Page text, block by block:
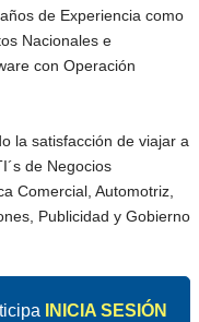
de Experiencia como
Nacionales e
con Operación
la satisfacción de viajar a
de Negocios
Comercial, Automotriz,
Publicidad y Gobierno
INICIA SESIÓN